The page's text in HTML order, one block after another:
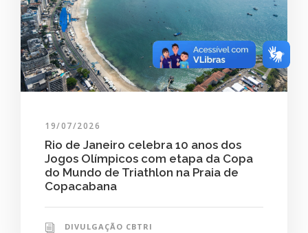
19/07/2026
Rio de Janeiro celebra 10 anos dos
Jogos Olímpicos com etapa da Copa
do Mundo de Triathlon na Praia de
Copacabana
DIVULGAÇÃO CBTRI